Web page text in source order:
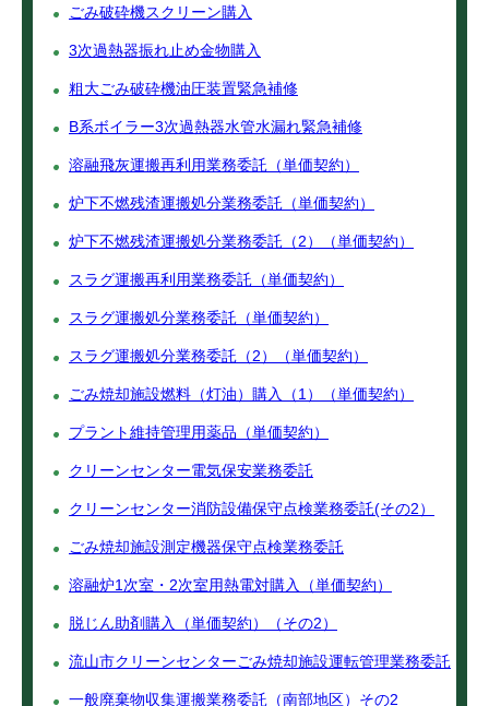
ごみ破砕機スクリーン購入
3次過熱器振れ止め金物購入
粗大ごみ破砕機油圧装置緊急補修
B系ボイラー3次過熱器水管水漏れ緊急補修
溶融飛灰運搬再利用業務委託（単価契約）
炉下不燃残渣運搬処分業務委託（単価契約）
炉下不燃残渣運搬処分業務委託（2）（単価契約）
スラグ運搬再利用業務委託（単価契約）
スラグ運搬処分業務委託（単価契約）
スラグ運搬処分業務委託（2）（単価契約）
ごみ焼却施設燃料（灯油）購入（1）（単価契約）
プラント維持管理用薬品（単価契約）
クリーンセンター電気保安業務委託
クリーンセンター消防設備保守点検業務委託(その2）
ごみ焼却施設測定機器保守点検業務委託
溶融炉1次室・2次室用熱電対購入（単価契約）
脱じん助剤購入（単価契約）（その2）
流山市クリーンセンターごみ焼却施設運転管理業務委託
一般廃棄物収集運搬業務委託（南部地区）その2